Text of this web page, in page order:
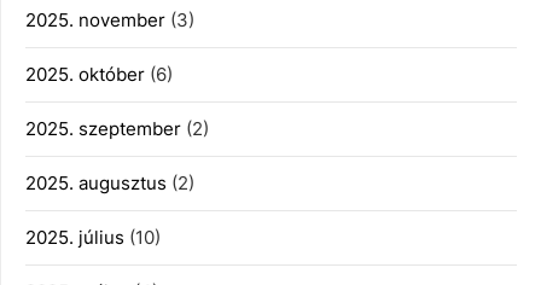
2025. november (3)
2025. október (6)
2025. szeptember (2)
2025. augusztus (2)
2025. július (10)